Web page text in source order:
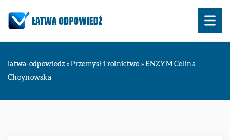
latwa-odpowiedz »Przemysł i rolnictwo »ENZYM Celina
Choynowska